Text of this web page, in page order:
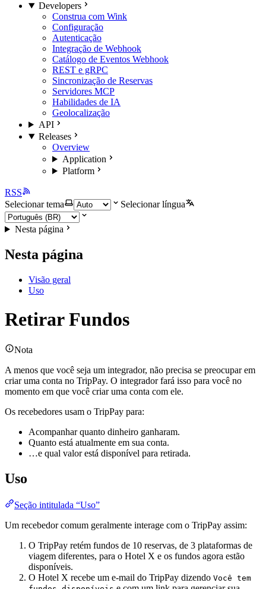
Developers
Construa com Wink
Configuração
Autenticação
Integração de Webhook
Catálogo de Eventos Webhook
REST e gRPC
Sincronização de Reservas
Servidores MCP
Habilidades de IA
Geolocalização
API
Releases
Overview
Application
Platform
RSS
Selecionar tema
Selecionar língua
Nesta página
Nesta página
Visão geral
Uso
Retirar Fundos
Nota
A menos que você seja um integrador, não precisa se preocupar em
criar uma conta no TripPay. O integrador fará isso para você no
momento em que você criar uma conta com ele.
Os recebedores usam o TripPay para:
Acompanhar quanto dinheiro ganharam.
Quanto está atualmente em sua conta.
…e qual valor está disponível para retirada.
Uso
Seção intitulada “Uso”
Um recebedor comum geralmente interage com o TripPay assim:
O TripPay retém fundos de 10 reservas, de 3 plataformas de
viagem diferentes, para o Hotel X e os fundos agora estão
disponíveis.
O Hotel X recebe um e-mail do TripPay dizendo Você tem